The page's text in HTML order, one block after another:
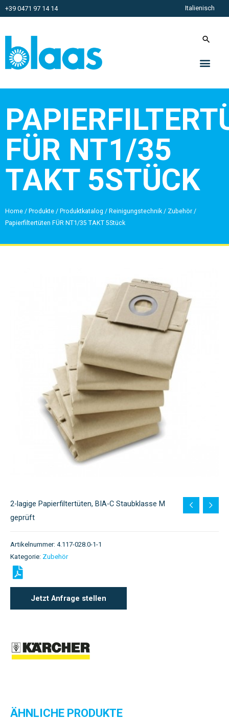
+39 0471 97 14 14 Italienisch
FÜR NT1/35
TAKT 5STÜCK
Home / Produkte / Produktkatalog / Reinigungstechnik / Zubehör /
Papierfiltertüten FÜR NT1/35 TAKT 5Stück
2-lagige Papierfiltertüten, BIA-C Staubklasse M
geprüft
Artikelnummer: 4.117-028.0-1-1
Kategorie: Zubehör
Jetzt Anfrage stellen
ÄHNLICHE PRODUKTE